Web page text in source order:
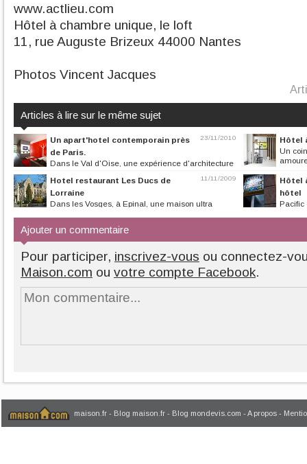
www.actlieu.com
Hôtel à chambre unique, le loft
11, rue Auguste Brizeux 44000 Nantes
Photos Vincent Jacques
Articles à lire sur le même sujet
23/11/2010
Un apart'hotel contemporain près
de Paris.
Dans le Val d'Oise, une expérience d'architecture
contemporaine pour un hôtel...
Hôtel
Un
11/11/2009
Hotel restaurant Les Ducs de
Lorraine
Dans les Vosges, à Epinal, une maison ultra
Hôtel
hôtel
Pacific
Ajouter un commentaire
Pour participer, inscrivez-vous ou connectez-
Maison.com ou votre compte Facebook.
maison.fr - Blog maison.fr - Blog mondevis.com - A propos -